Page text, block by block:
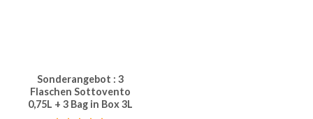
Sonderangebot : 3
Flaschen Sottovento
0,75L + 3 Bag in Box 3L